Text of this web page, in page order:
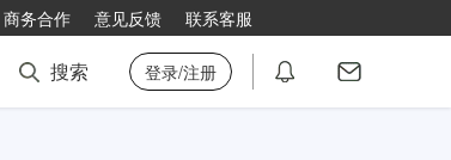
商务合作 意见反馈 联系客服
搜索 登录/注册